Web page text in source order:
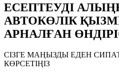
ЕСЕПТЕУДІ
АВТОКӨЛІК
АРНАЛҒАН
СІЗГЕ МАҢЫЗДЫ ЕДЕН
КӨРСЕТІҢІЗ